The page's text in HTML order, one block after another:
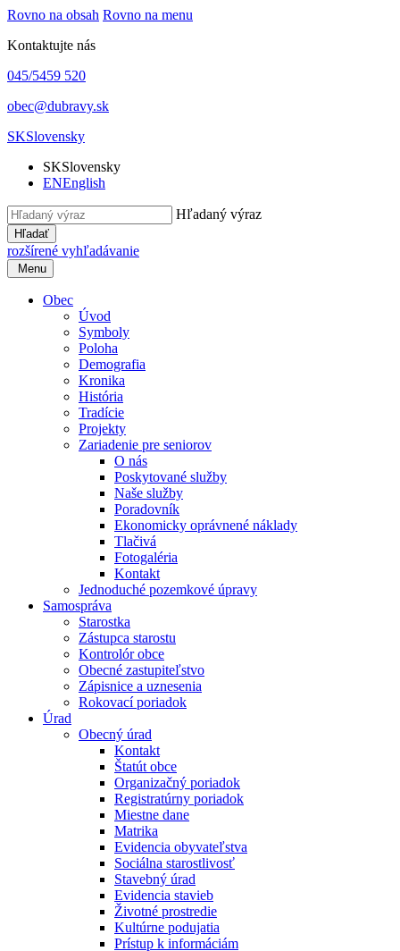
Rovno na obsah Rovno na menu
Kontaktujte nás
045/5459 520
obec@dubravy.sk
SKSlovensky
SKSlovensky
ENEnglish
Hľadaný výraz
Hľadať
rozšírené vyhľadávanie
Menu
Obec
Úvod
Symboly
Poloha
Demografia
Kronika
História
Tradície
Projekty
Zariadenie pre seniorov
O nás
Poskytované služby
Naše služby
Poradovník
Ekonomicky oprávnené náklady
Tlačivá
Fotogaléria
Kontakt
Jednoduché pozemkové úpravy
Samospráva
Starostka
Zástupca starostu
Kontrolór obce
Obecné zastupiteľstvo
Zápisnice a uznesenia
Rokovací poriadok
Úrad
Obecný úrad
Kontakt
Štatút obce
Organizačný poriadok
Registratúrny poriadok
Miestne dane
Matrika
Evidencia obyvateľstva
Sociálna starostlivosť
Stavebný úrad
Evidencia stavieb
Životné prostredie
Kultúrne podujatia
Prístup k informáciám